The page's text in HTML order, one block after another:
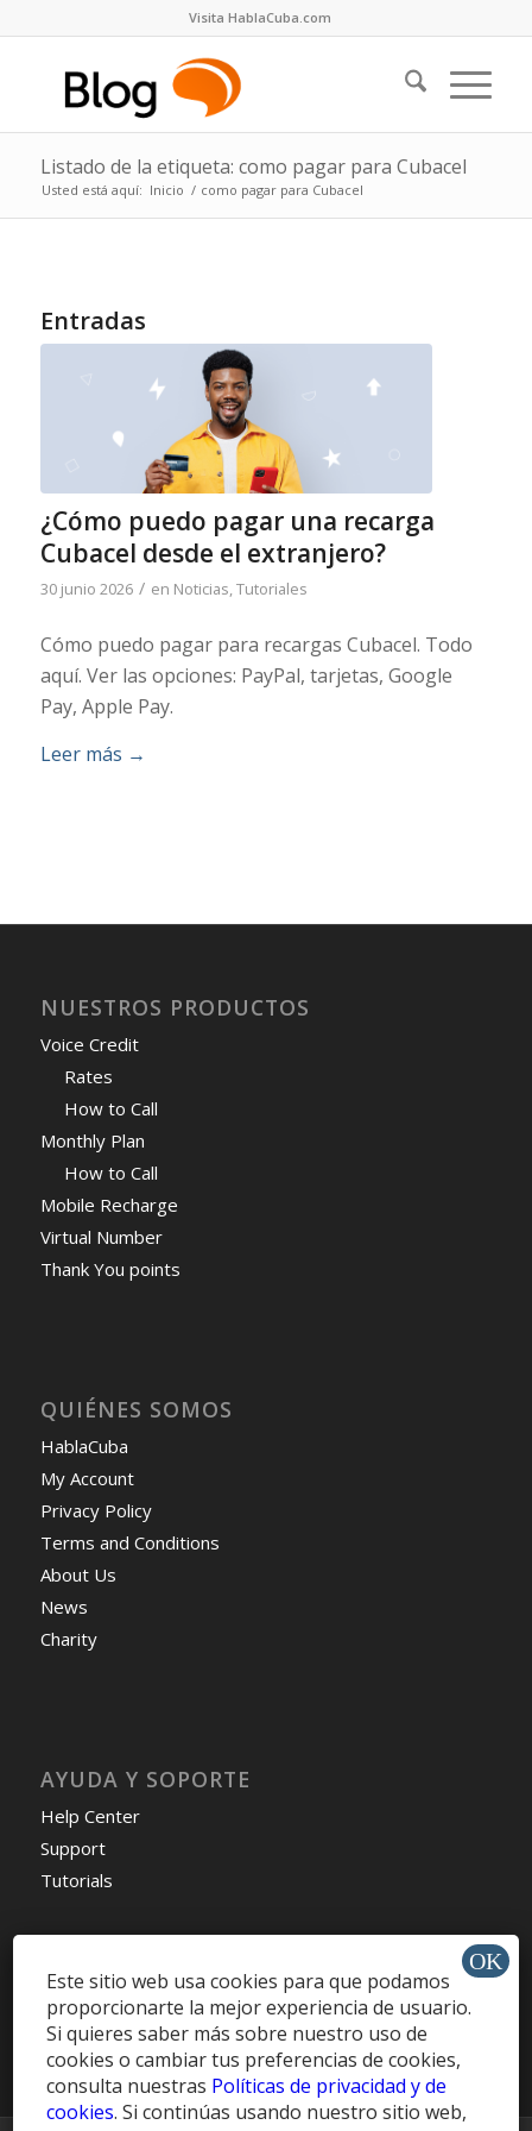
Visita HablaCuba.com
Listado de la etiqueta: como pagar para Cubacel
Usted está aquí: Inicio / como pagar para Cubacel
Entradas
¿Cómo puedo pagar una recarga
Cubacel desde el extranjero?
30 junio 2026 / en Noticias,Tutoriales
Cómo puedo pagar para recargas Cubacel. Todo
aquí. Ver las opciones: PayPal, tarjetas, Google
Pay, Apple Pay.
Leer más →
NUESTROS PRODUCTOS
Voice Credit
Rates
How to Call
Monthly Plan
How to Call
Mobile Recharge
Virtual Number
Thank You points
QUIÉNES SOMOS
HablaCuba
My Account
Privacy Policy
Terms and Conditions
About Us
News
Charity
AYUDA Y SOPORTE
Help Center
Support
Tutorials
Get Offers »
Este sitio web usa cookies para que podamos
proporcionarte la mejor experiencia de usuario.
Si quieres saber más sobre nuestro uso de
cookies o cambiar tus preferencias de cookies,
consulta nuestras Políticas de privacidad y de
cookies. Si continúas usando nuestro sitio web,